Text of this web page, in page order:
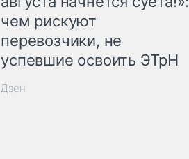
чем рискуют
перевозчики, не
успевшие освоить ЭТрН
Дзен